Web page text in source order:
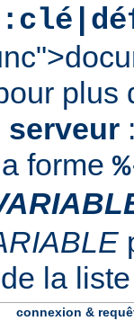
plus
serveur
forme
la
connexion &